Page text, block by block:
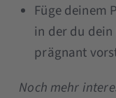
Füge deinem
in der du
prägnant
Noch mehr